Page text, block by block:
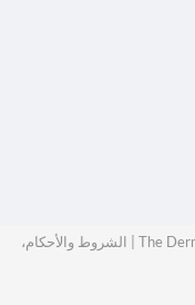
الشروط والأحكام،